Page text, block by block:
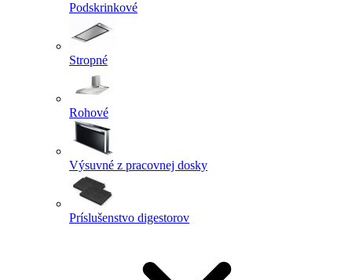
Podskrinkové
Stropné
Rohové
Výsuvné z pracovnej dosky
Príslušenstvo digestorov